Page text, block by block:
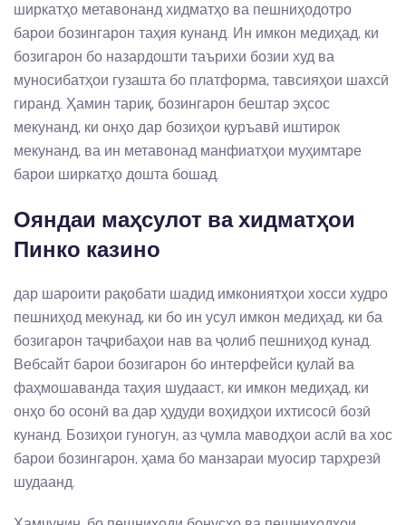
ширкатҳо метавонанд хидматҳо ва пешниҳодотро
барои бозингарон таҳия кунанд. Ин имкон медиҳад, ки
бозигарон бо назардошти таърихи бозии худ ва
муносибатҳои гузашта бо платформа, тавсияҳои шахсӣ
гиранд. Ҳамин тариқ, бозингарон бештар эҳсос
мекунанд, ки онҳо дар бозиҳои қуръавӣ иштирок
мекунанд, ва ин метавонад манфиатҳои муҳимтаре
барои ширкатҳо дошта бошад.
Ояндаи маҳсулот ва хидматҳои
Пинко казино
дар шароити рақобати шадид имкониятҳои хосси худро
пешниҳод мекунад, ки бо ин усул имкон медиҳад, ки ба
бозигарон таҷрибаҳои нав ва ҷолиб пешниҳод кунад.
Вебсайт барои бозигарон бо интерфейси қулай ва
фаҳмошаванда таҳия шудааст, ки имкон медиҳад, ки
онҳо бо осонӣ ва дар ҳудуди воҳидҳои ихтисосӣ бозӣ
кунанд. Бозиҳои гуногун, аз ҷумла маводҳои аслӣ ва хос
барои бозингарон, ҳама бо манзараи муосир тарҳрезӣ
шудаанд.